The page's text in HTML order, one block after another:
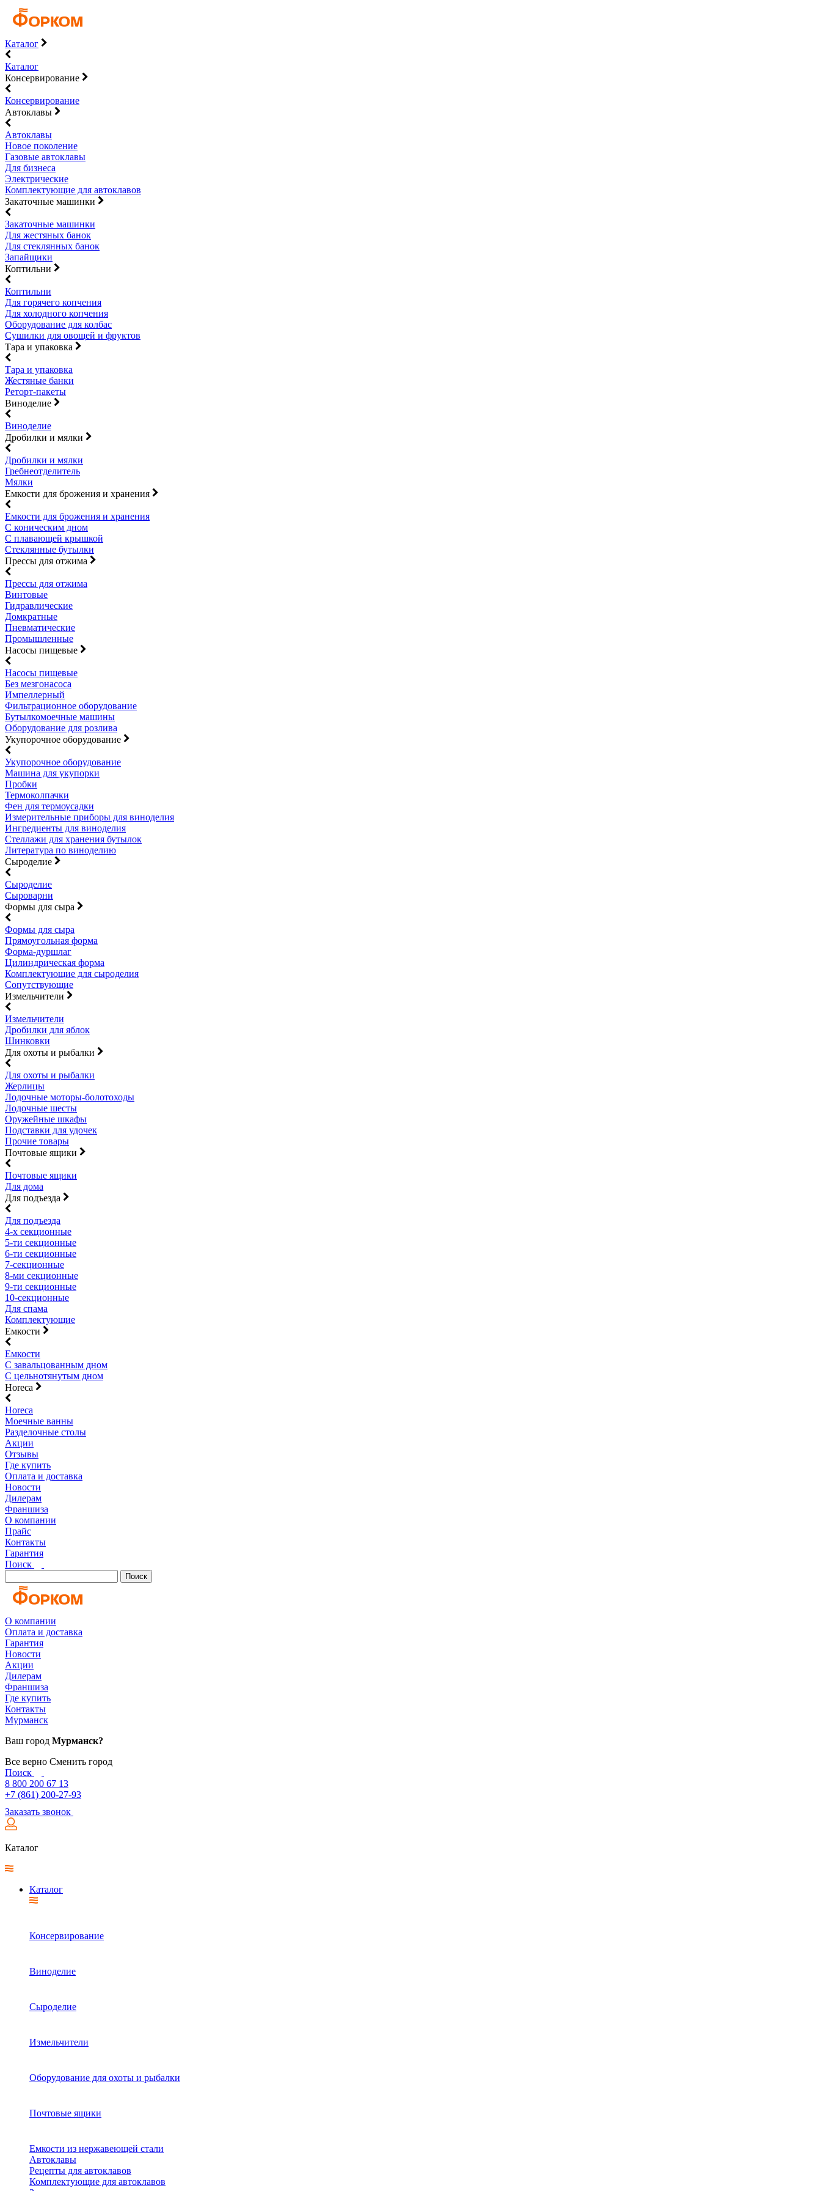
Каталог
Каталог
Консервирование
Консервирование
Автоклавы
Автоклавы
Новое поколение
Газовые автоклавы
Для бизнеса
Электрические
Комплектующие для автоклавов
Закаточные машинки
Закаточные машинки
Для жестяных банок
Для стеклянных банок
Запайщики
Коптильни
Коптильни
Для горячего копчения
Для холодного копчения
Оборудование для колбас
Сушилки для овощей и фруктов
Тара и упаковка
Тара и упаковка
Жестяные банки
Реторт-пакеты
Виноделие
Виноделие
Дробилки и мялки
Дробилки и мялки
Гребнеотделитель
Мялки
Емкости для брожения и хранения
Емкости для брожения и хранения
С коническим дном
С плавающей крышкой
Стеклянные бутылки
Прессы для отжима
Прессы для отжима
Винтовые
Гидравлические
Домкратные
Пневматические
Промышленные
Насосы пищевые
Насосы пищевые
Без мезгонасоса
Импеллерный
Фильтрационное оборудование
Бутылкомоечные машины
Оборудование для розлива
Укупорочное оборудование
Укупорочное оборудование
Машина для укупорки
Пробки
Термоколпачки
Фен для термоусадки
Измерительные приборы для виноделия
Ингредиенты для виноделия
Стеллажи для хранения бутылок
Литература по виноделию
Сыроделие
Сыроделие
Сыроварни
Формы для сыра
Формы для сыра
Прямоугольная форма
Форма-дуршлаг
Цилиндрическая форма
Комплектующие для сыроделия
Сопутствующие
Измельчители
Измельчители
Дробилки для яблок
Шинковки
Для охоты и рыбалки
Для охоты и рыбалки
Жерлицы
Лодочные моторы-болотоходы
Лодочные шесты
Оружейные шкафы
Подставки для удочек
Прочие товары
Почтовые ящики
Почтовые ящики
Для дома
Для подъезда
Для подъезда
4-х секционные
5-ти секционные
6-ти секционные
7-секционные
8-ми секционные
9-ти секционные
10-секционные
Для спама
Комплектующие
Емкости
Емкости
С завальцованным дном
С цельнотянутым дном
Horeca
Horeca
Моечные ванны
Разделочные столы
Акции
Отзывы
Где купить
Оплата и доставка
Новости
Дилерам
Франшиза
О компании
Прайс
Контакты
Гарантия
Поиск
Поиск
О компании
Оплата и доставка
Гарантия
Новости
Акции
Дилерам
Франшиза
Где купить
Контакты
Мурманск
Ваш город Мурманск?
Все верно Сменить город
Поиск
8 800 200 67 13
+7 (861) 200-27-93
Заказать звонок
Каталог
Каталог
Консервирование
Виноделие
Сыроделие
Измельчители
Оборудование для охоты и рыбалки
Почтовые ящики
Емкости из нержавеющей стали
Автоклавы
Рецепты для автоклавов
Комплектующие для автоклавов